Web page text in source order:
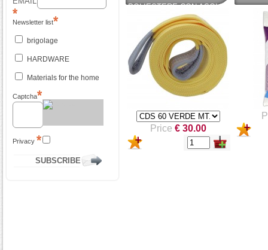
Newsletter list
brigolage
HARDWARE
Materials for the home
Captcha
Privacy
POLIESTERE CON ASOLE
RINFORZATA CUCITE A
DOPPIO STRATO
Price € 30.00